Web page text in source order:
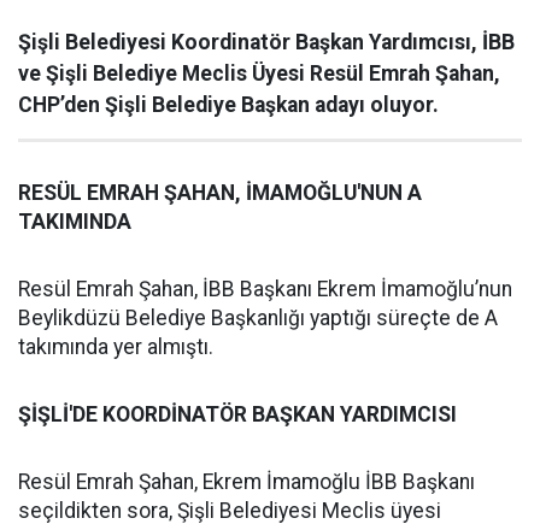
Şişli Belediyesi Koordinatör Başkan Yardımcısı, İBB
ve Şişli Belediye Meclis Üyesi Resül Emrah Şahan,
CHP’den Şişli Belediye Başkan adayı oluyor.
RESÜL EMRAH ŞAHAN, İMAMOĞLU'NUN A
TAKIMINDA
Resül Emrah Şahan, İBB Başkanı Ekrem İmamoğlu’nun
Beylikdüzü Belediye Başkanlığı yaptığı süreçte de A
takımında yer almıştı.
ŞİŞLİ'DE KOORDİNATÖR BAŞKAN YARDIMCISI
Resül Emrah Şahan, Ekrem İmamoğlu İBB Başkanı
seçildikten sora, Şişli Belediyesi Meclis üyesi